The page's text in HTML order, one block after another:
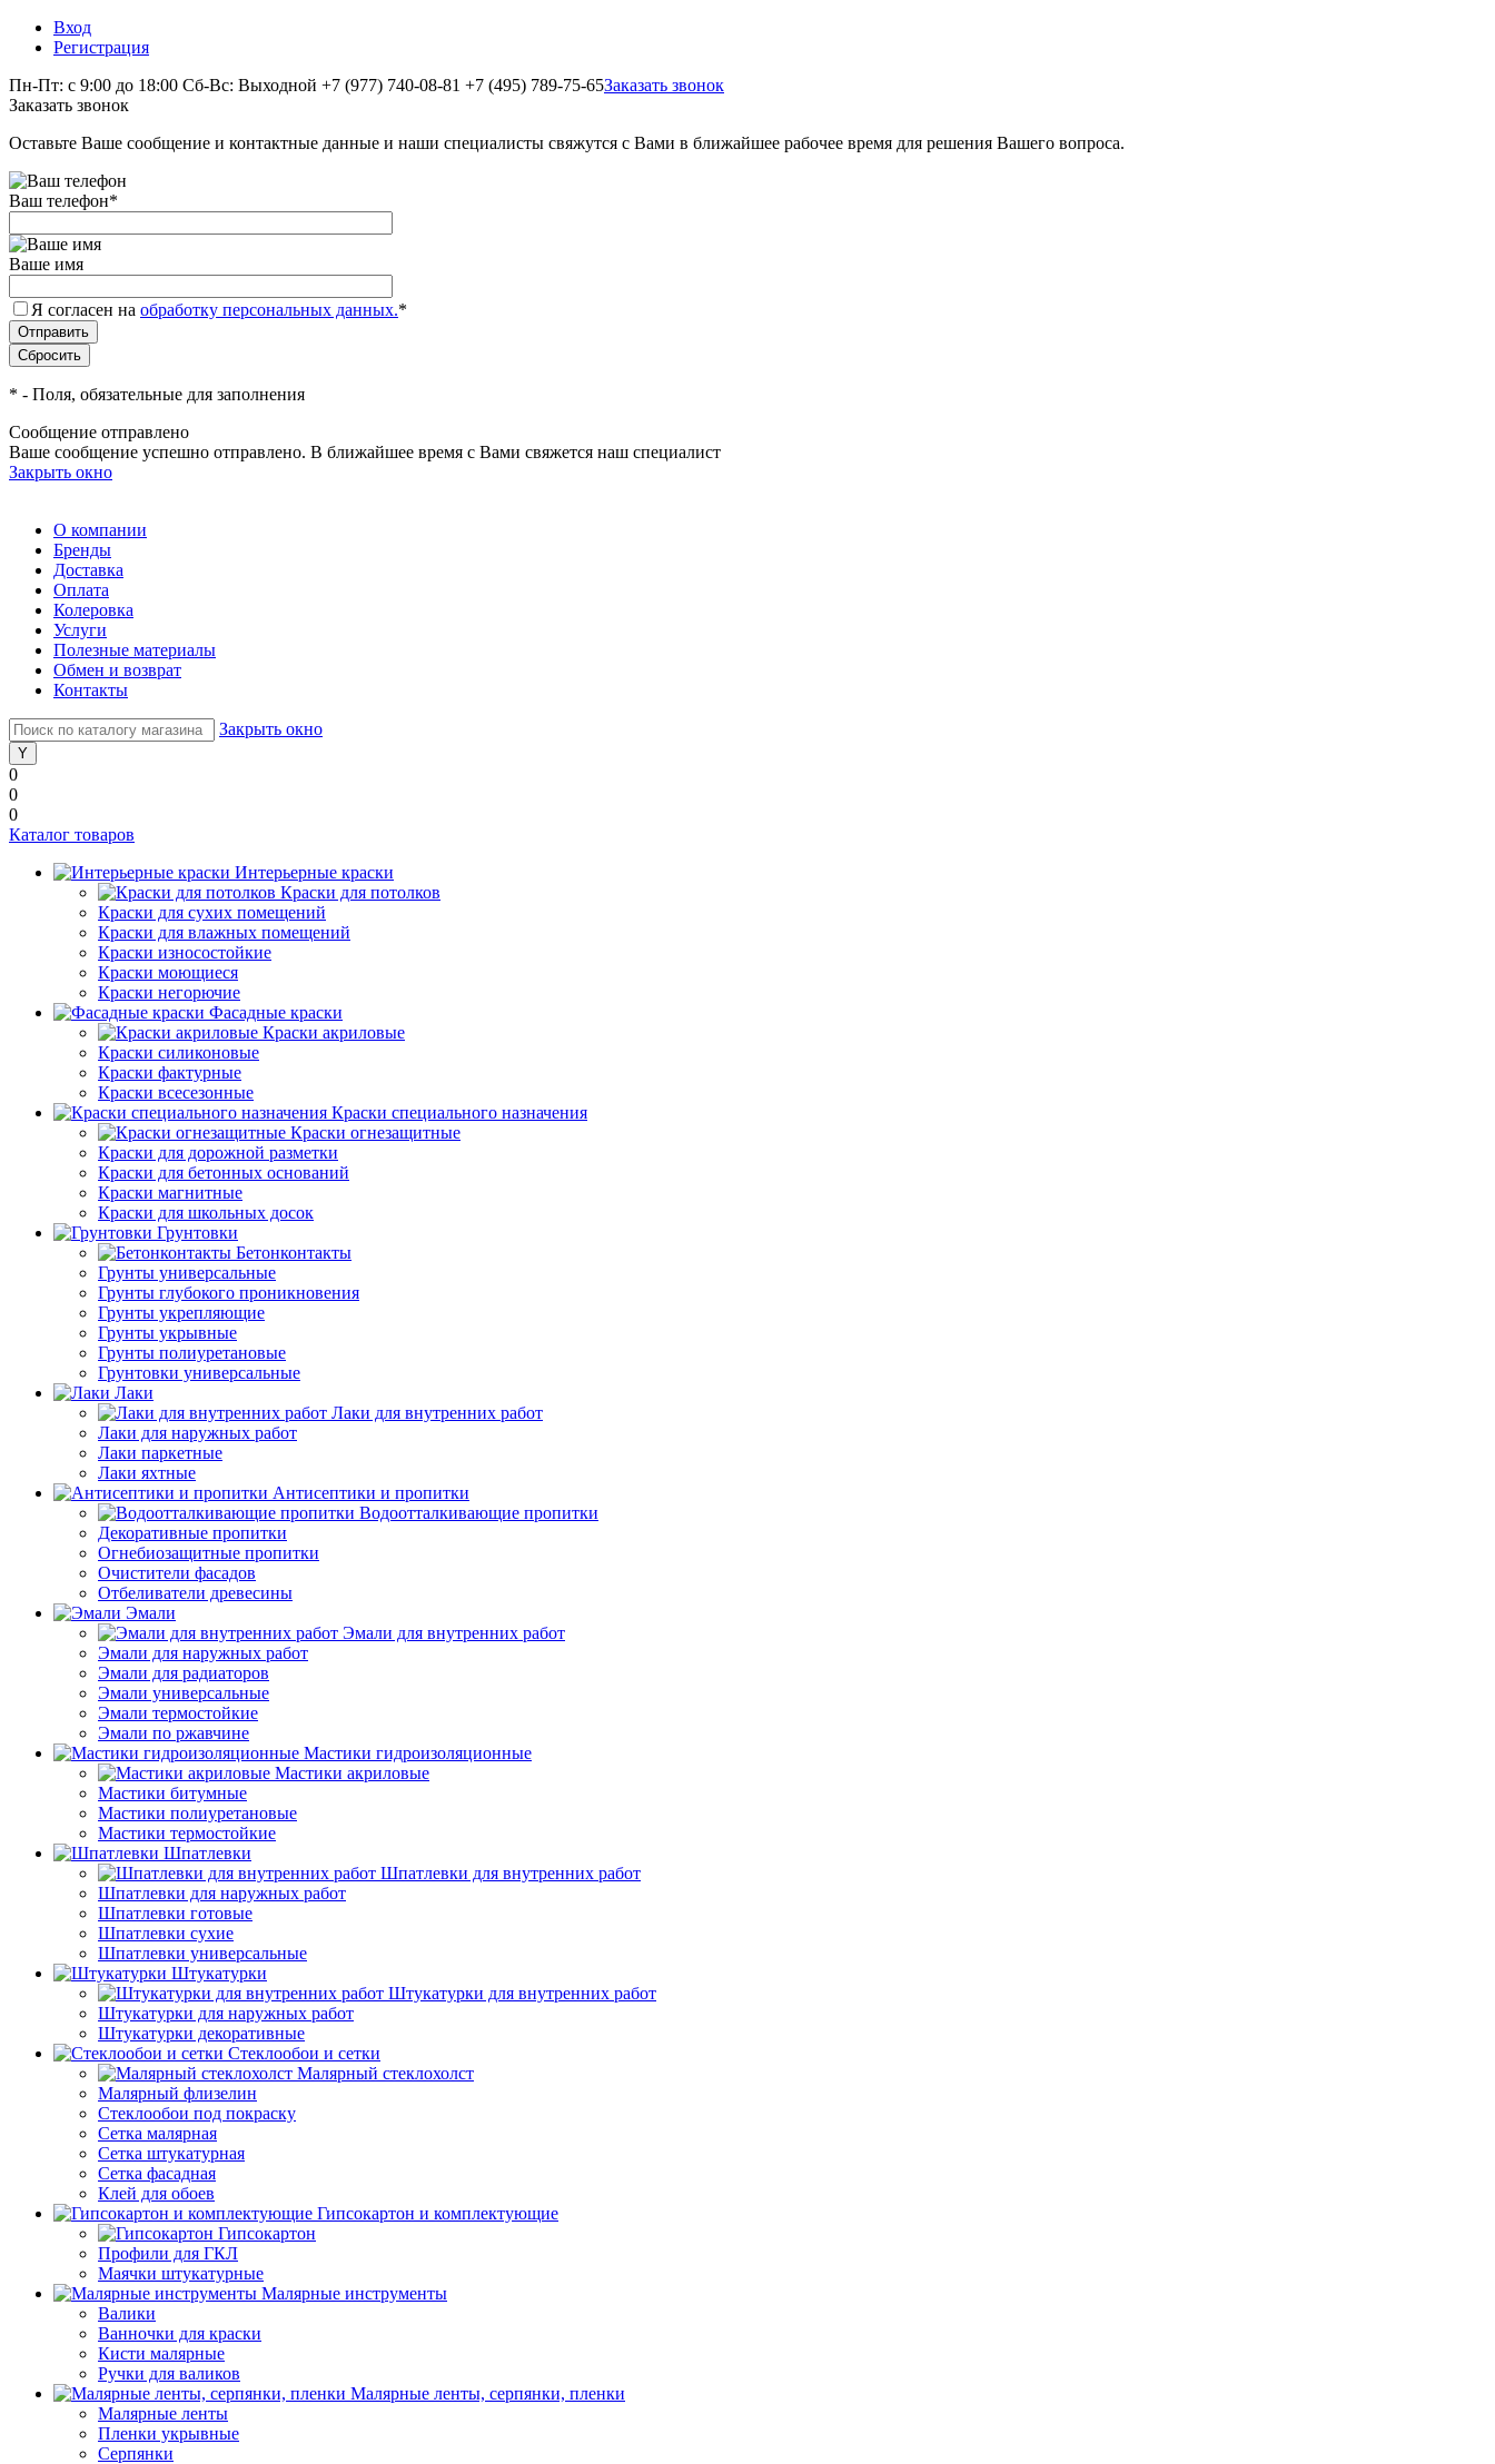
Вход
Регистрация
Пн-Пт: с 9:00 до 18:00 Сб-Вс: Выходной +7 (977) 740-08-81 +7 (495) 789-75-65Заказать звонок
Заказать звонок
Оставьте Ваше сообщение и контактные данные и наши специалисты свяжутся с Вами в ближайшее рабочее время для решения Вашего вопроса.
Ваш телефон*
Ваше имя
Я согласен на обработку персональных данных.*
* - Поля, обязательные для заполнения
Сообщение отправлено
Ваше сообщение успешно отправлено. В ближайшее время с Вами свяжется наш специалист
Закрыть окно
О компании
Бренды
Доставка
Оплата
Колеровка
Услуги
Полезные материалы
Обмен и возврат
Контакты
Закрыть окно
0
0
0
Каталог товаров
Интерьерные краски
Краски для потолков
Краски для сухих помещений
Краски для влажных помещений
Краски износостойкие
Краски моющиеся
Краски негорючие
Фасадные краски
Краски акриловые
Краски силиконовые
Краски фактурные
Краски всесезонные
Краски специального назначения
Краски огнезащитные
Краски для дорожной разметки
Краски для бетонных оснований
Краски магнитные
Краски для школьных досок
Грунтовки
Бетонконтакты
Грунты универсальные
Грунты глубокого проникновения
Грунты укрепляющие
Грунты укрывные
Грунты полиуретановые
Грунтовки универсальные
Лаки
Лаки для внутренних работ
Лаки для наружных работ
Лаки паркетные
Лаки яхтные
Антисептики и пропитки
Водоотталкивающие пропитки
Декоративные пропитки
Огнебиозащитные пропитки
Очистители фасадов
Отбеливатели древесины
Эмали
Эмали для внутренних работ
Эмали для наружных работ
Эмали для радиаторов
Эмали универсальные
Эмали термостойкие
Эмали по ржавчине
Мастики гидроизоляционные
Мастики акриловые
Мастики битумные
Мастики полиуретановые
Мастики термостойкие
Шпатлевки
Шпатлевки для внутренних работ
Шпатлевки для наружных работ
Шпатлевки готовые
Шпатлевки сухие
Шпатлевки универсальные
Штукатурки
Штукатурки для внутренних работ
Штукатурки для наружных работ
Штукатурки декоративные
Стеклообои и сетки
Малярный стеклохолст
Малярный флизелин
Стеклообои под покраску
Сетка малярная
Сетка штукатурная
Сетка фасадная
Клей для обоев
Гипсокартон и комплектующие
Гипсокартон
Профили для ГКЛ
Маячки штукатурные
Малярные инструменты
Валики
Ванночки для краски
Кисти малярные
Ручки для валиков
Малярные ленты, серпянки, пленки
Малярные ленты
Пленки укрывные
Серпянки